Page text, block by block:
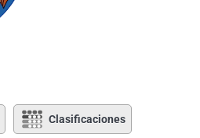
Clasificaciones